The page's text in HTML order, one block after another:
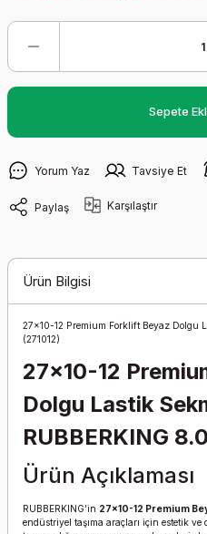
Sepete
Yorum Yaz Tavsiye Et
Paylaş Karşılaştır
Ürün Bilgisi
27x10-12 Premium Forklift Beyaz Dolgu
(271012)
27x10-12
Dolgu Lastik
RUBBERKING
Ürün Açıklaması
RUBBERKING’in 27x10-12 Premium
endüstriyel taşıma araçları için estetik ve